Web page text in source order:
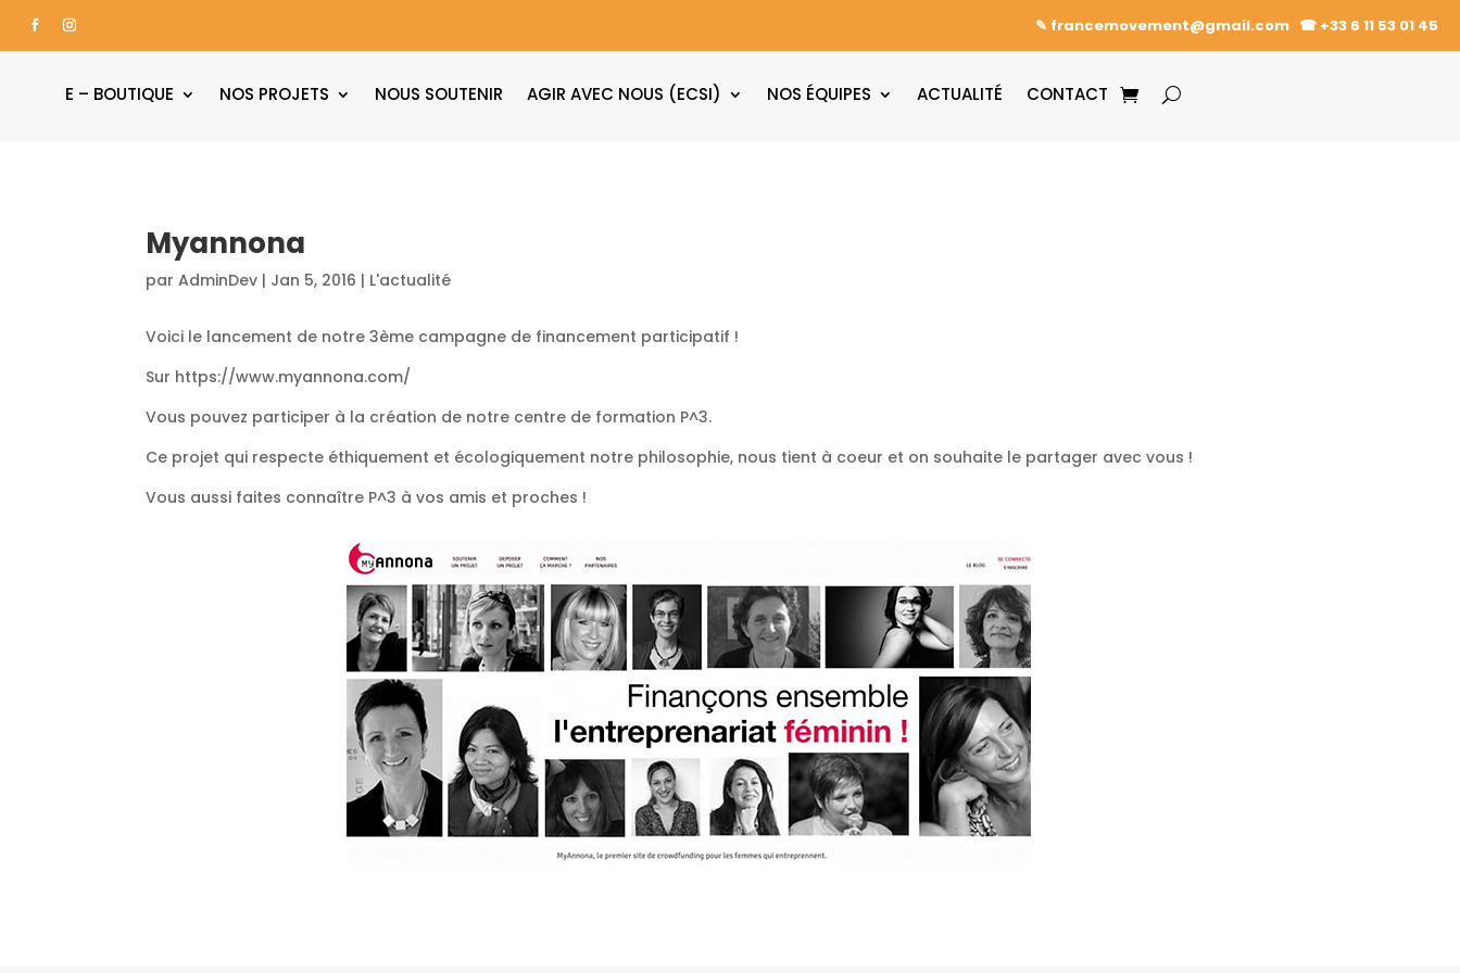
✎ francemovement@gmail.com ☎︎ +33 6 11 53 01 45
E – BOUTIQUE NOS PROJETS NOUS SOUTENIR AGIR AVEC NOUS (ECSI) NOS ÉQUIPES ACTUALITÉ CONTACT
Myannona
parAdminDev | Jan 5, 2016 | L'actualité
Voici le lancement de notre 3ème campagne de financement participatif !
Sur https://www.myannona.com/
Vous pouvez participer à la création de notre centre de formation P^3.
Ce projet qui respecte éthiquement et écologiquement notre philosophie, nous tient à coeur et on souhaite le partager avec vous !
Vous aussi faites connaître P^3 à vos amis et proches !